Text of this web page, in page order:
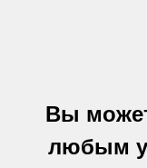
Вы
любым